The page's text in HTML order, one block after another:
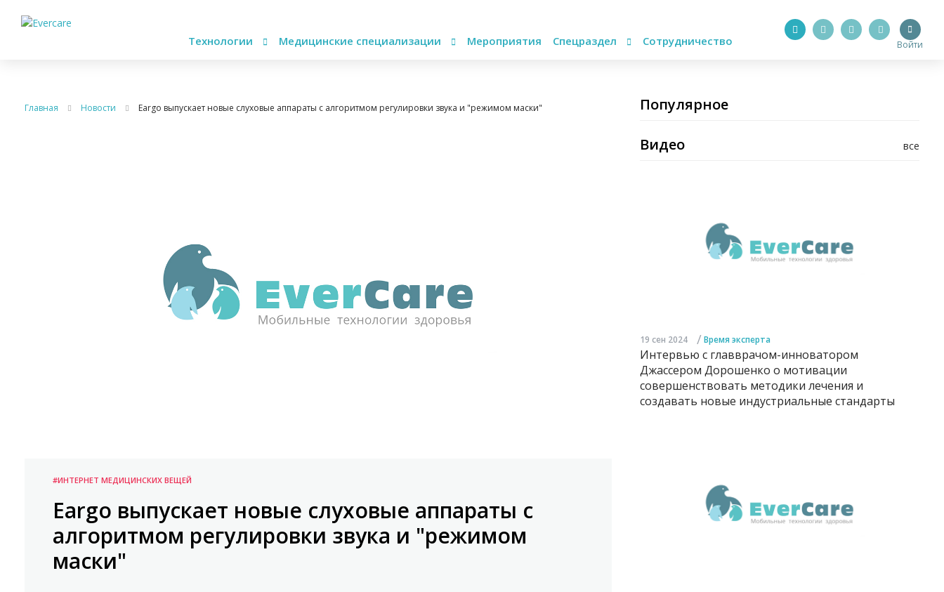
Технологии Медицинские специализации Мероприятия Спецраздел Сотрудничество Войти
Главная Новости Eargo выпускает новые слуховые аппараты с алгоритмом регулировки звука и "режимом маски"
#ИНТЕРНЕТ МЕДИЦИНСКИХ ВЕЩЕЙ
Eargo выпускает новые слуховые аппараты с
алгоритмом регулировки звука и "режимом
маски"
Популярное
все
Видео
19 сен 2024 / Время эксперта
Интервью с главврачом-инноватором
Джассером Дорошенко о мотивации
совершенствовать методики лечения и
создавать новые индустриальные стандарты